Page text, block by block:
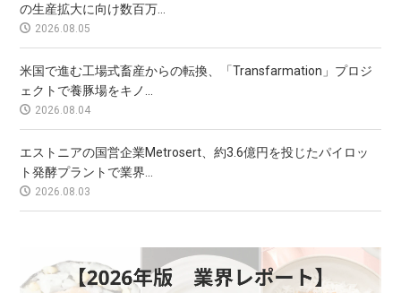
の生産拡大に向け数百万...
2026.08.05
米国で進む工場式畜産からの転換、「Transfarmation」プロジ
ェクトで養豚場をキノ...
2026.08.04
エストニアの国営企業Metrosert、約3.6億円を投じたパイロッ
ト発酵プラントで業界...
2026.08.03